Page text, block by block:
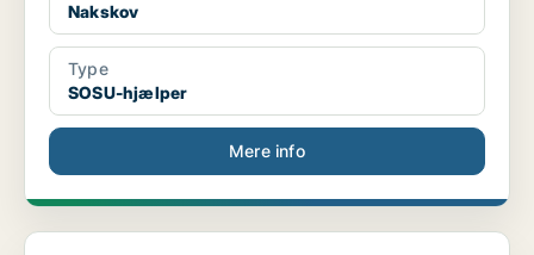
Nakskov
Type
SOSU-hjælper
Mere info
Handicaphjælper søges til glad pige på 16 år i Nak...